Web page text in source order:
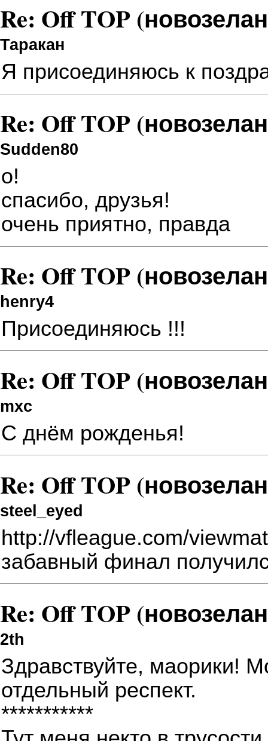
Re: Off TOP
Таракан
Я присоединяюсь к
Re: Off TOP
Sudden80
о!
спасибо, друзья!
очень приятно, правда
Re: Off TOP
henry4
Присоединяюсь !!!
Re: Off TOP
mxc
С днём рожденья!
Re: Off TOP
steel_eyed
http://vfleague.com/
забавный финал
Re: Off TOP
2th
Здравствуйте, маорики!
отдельный респект.
***********